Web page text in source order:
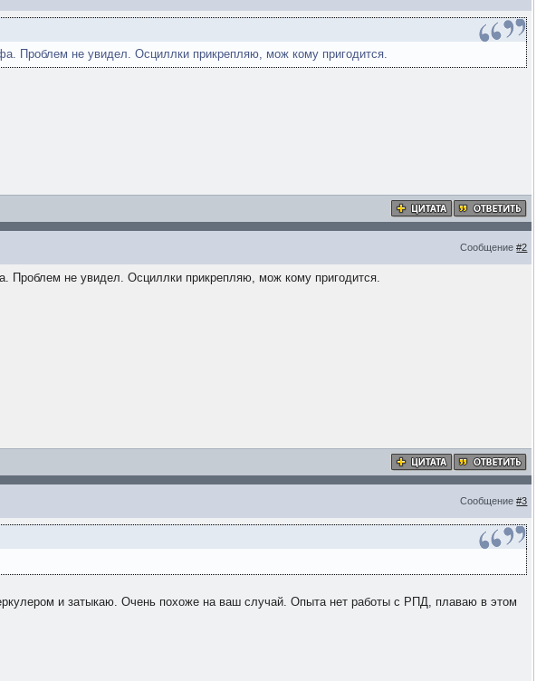
Проблем не увидел. Осциллки прикрепляю, мож кому пригодится.
Сообщение#2
Проблем не увидел. Осциллки прикрепляю, мож кому пригодится.
Сообщение#3
и затыкаю. Очень похоже на ваш случай. Опыта нет работы с РПД, плаваю в этом